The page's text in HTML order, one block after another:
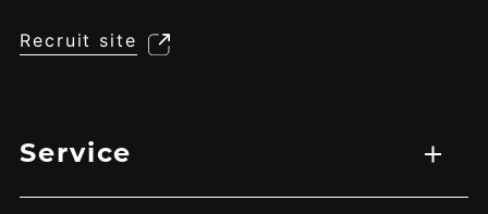
Recruit site
Service
サービス一覧
WEB制作
映像制作
広告マーケティング戦略
アプリ開発